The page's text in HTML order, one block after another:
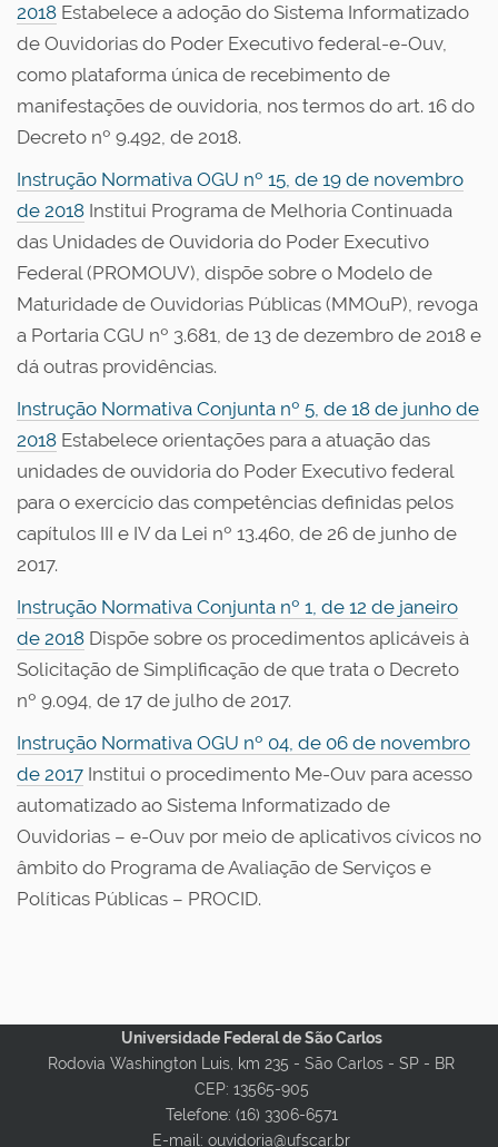
2018 Estabelece a adoção do Sistema Informatizado
de Ouvidorias do Poder Executivo federal-e-Ouv,
como plataforma única de recebimento de
manifestações de ouvidoria, nos termos do art. 16 do
Decreto nº 9.492, de 2018.
Instrução Normativa OGU nº 15, de 19 de novembro
de 2018 Institui Programa de Melhoria Continuada
das Unidades de Ouvidoria do Poder Executivo
Federal (PROMOUV), dispõe sobre o Modelo de
Maturidade de Ouvidorias Públicas (MMOuP), revoga
a Portaria CGU nº 3.681, de 13 de dezembro de 2018 e
dá outras providências.
Instrução Normativa Conjunta nº 5, de 18 de junho de
2018 Estabelece orientações para a atuação das
unidades de ouvidoria do Poder Executivo federal
para o exercício das competências definidas pelos
capítulos III e IV da Lei nº 13.460, de 26 de junho de
2017.
Instrução Normativa Conjunta nº 1, de 12 de janeiro
de 2018 Dispõe sobre os procedimentos aplicáveis à
Solicitação de Simplificação de que trata o Decreto
nº 9.094, de 17 de julho de 2017.
Instrução Normativa OGU nº 04, de 06 de novembro
de 2017 Institui o procedimento Me-Ouv para acesso
automatizado ao Sistema Informatizado de
Ouvidorias – e-Ouv por meio de aplicativos cívicos no
âmbito do Programa de Avaliação de Serviços e
Políticas Públicas – PROCID.
Universidade Federal de São Carlos
Rodovia Washington Luis, km 235 - São Carlos - SP - BR
CEP: 13565-905
Telefone: (16) 3306-6571
E-mail: ouvidoria@ufscar.br